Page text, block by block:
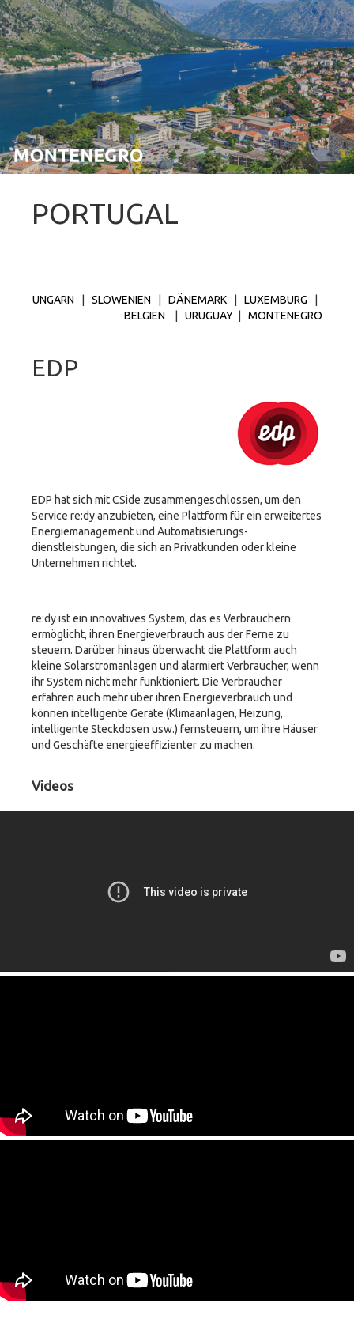
PORTUGAL
UNGARN SLOWENIEN DÄNEMARK LUXEMBURG
BELGIEN
URUGUAY MONTENEGRO
EDP
EDP hat sich mit CSide zusammengeschlossen, um den
Service re:dy anzubieten, eine Plattform für ein erweitertes
Energiemanagement und Automatisierungs-
dienstleistungen, die sich an Privatkunden oder kleine
Unternehmen richtet.
re:dy ist ein innovatives System, das es Verbrauchern
ermöglicht, ihren Energieverbrauch aus der Ferne zu
steuern. Darüber hinaus überwacht die Plattform auch
kleine Solarstromanlagen und alarmiert Verbraucher, wenn
ihr System nicht mehr funktioniert. Die Verbraucher
erfahren auch mehr über ihren Energieverbrauch und
können intelligente Geräte (Klimaanlagen, Heizung,
intelligente Steckdosen usw.) fernsteuern, um ihre Häuser
und Geschäfte energieeffizienter zu machen.
Videos